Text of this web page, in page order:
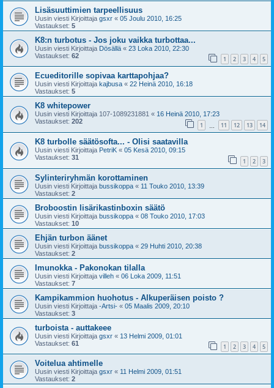
Lisäsuuttimien tarpeellisuus
Uusin viesti Kirjoittaja gsxr « 05 Joulu 2010, 16:25
Vastaukset: 5
K8:n turbotus - Jos joku vaikka turbottaa...
Uusin viesti Kirjoittaja Dösällä « 23 Loka 2010, 22:30
Vastaukset: 62 1 2 3 4 5
Ecueditorille sopivaa karttapohjaa?
Uusin viesti Kirjoittaja kajbusa « 22 Heinä 2010, 16:18
Vastaukset: 5
K8 whitepower
Uusin viesti Kirjoittaja 107-1089231881 « 16 Heinä 2010, 17:23
Vastaukset: 202 1 11 12 13 14
K8 turbolle säätösofta... - Olisi saatavilla
Uusin viesti Kirjoittaja PetriK « 05 Kesä 2010, 09:15
Vastaukset: 31 1 2 3
Sylinteriryhmän korottaminen
Uusin viesti Kirjoittaja bussikoppa « 11 Touko 2010, 13:39
Vastaukset: 2
Broboostin lisärikastinboxin säätö
Uusin viesti Kirjoittaja bussikoppa « 08 Touko 2010, 17:03
Vastaukset: 10
Ehjän turbon äänet
Uusin viesti Kirjoittaja bussikoppa « 29 Huhti 2010, 20:38
Vastaukset: 2
Imunokka - Pakonokan tilalla
Uusin viesti Kirjoittaja villeh « 06 Loka 2009, 11:51
Vastaukset: 7
Kampikammion huohotus - Alkuperäisen poisto ?
Uusin viesti Kirjoittaja -Artsi- « 05 Maalis 2009, 20:10
Vastaukset: 3
turboista - auttakeee
Uusin viesti Kirjoittaja gsxr « 13 Helmi 2009, 01:01
Vastaukset: 61 1 2 3 4 5
Voitelua ahtimelle
Uusin viesti Kirjoittaja gsxr « 11 Helmi 2009, 01:51
Vastaukset: 2